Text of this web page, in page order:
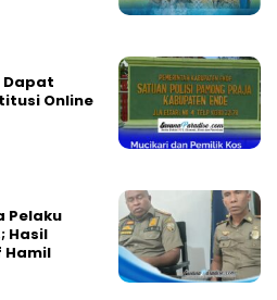
Dapat
Online
Pelaku
Hasil
Hamil